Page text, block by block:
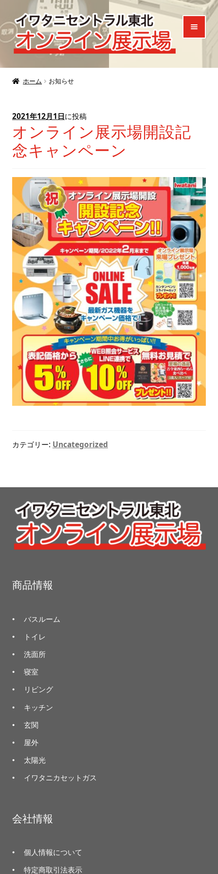
ナ
ビ
ゲ
ー
シ
ョ
ス
キ
ッ
コ
ン
テ
ン
ツ
へ
ッ
プ
ホーム
ご来場特典
お知らせ
ホーム お知らせ
2021年12月1日に投稿
オンライン展示場開設記
念キャンペーン
カテゴリー: Uncategorized
商品情報
バスルーム
トイレ
洗面所
寝室
リビング
キッチン
玄関
屋外
太陽光
イワタニカセットガス
会社情報
個人情報について
特定商取引法表示